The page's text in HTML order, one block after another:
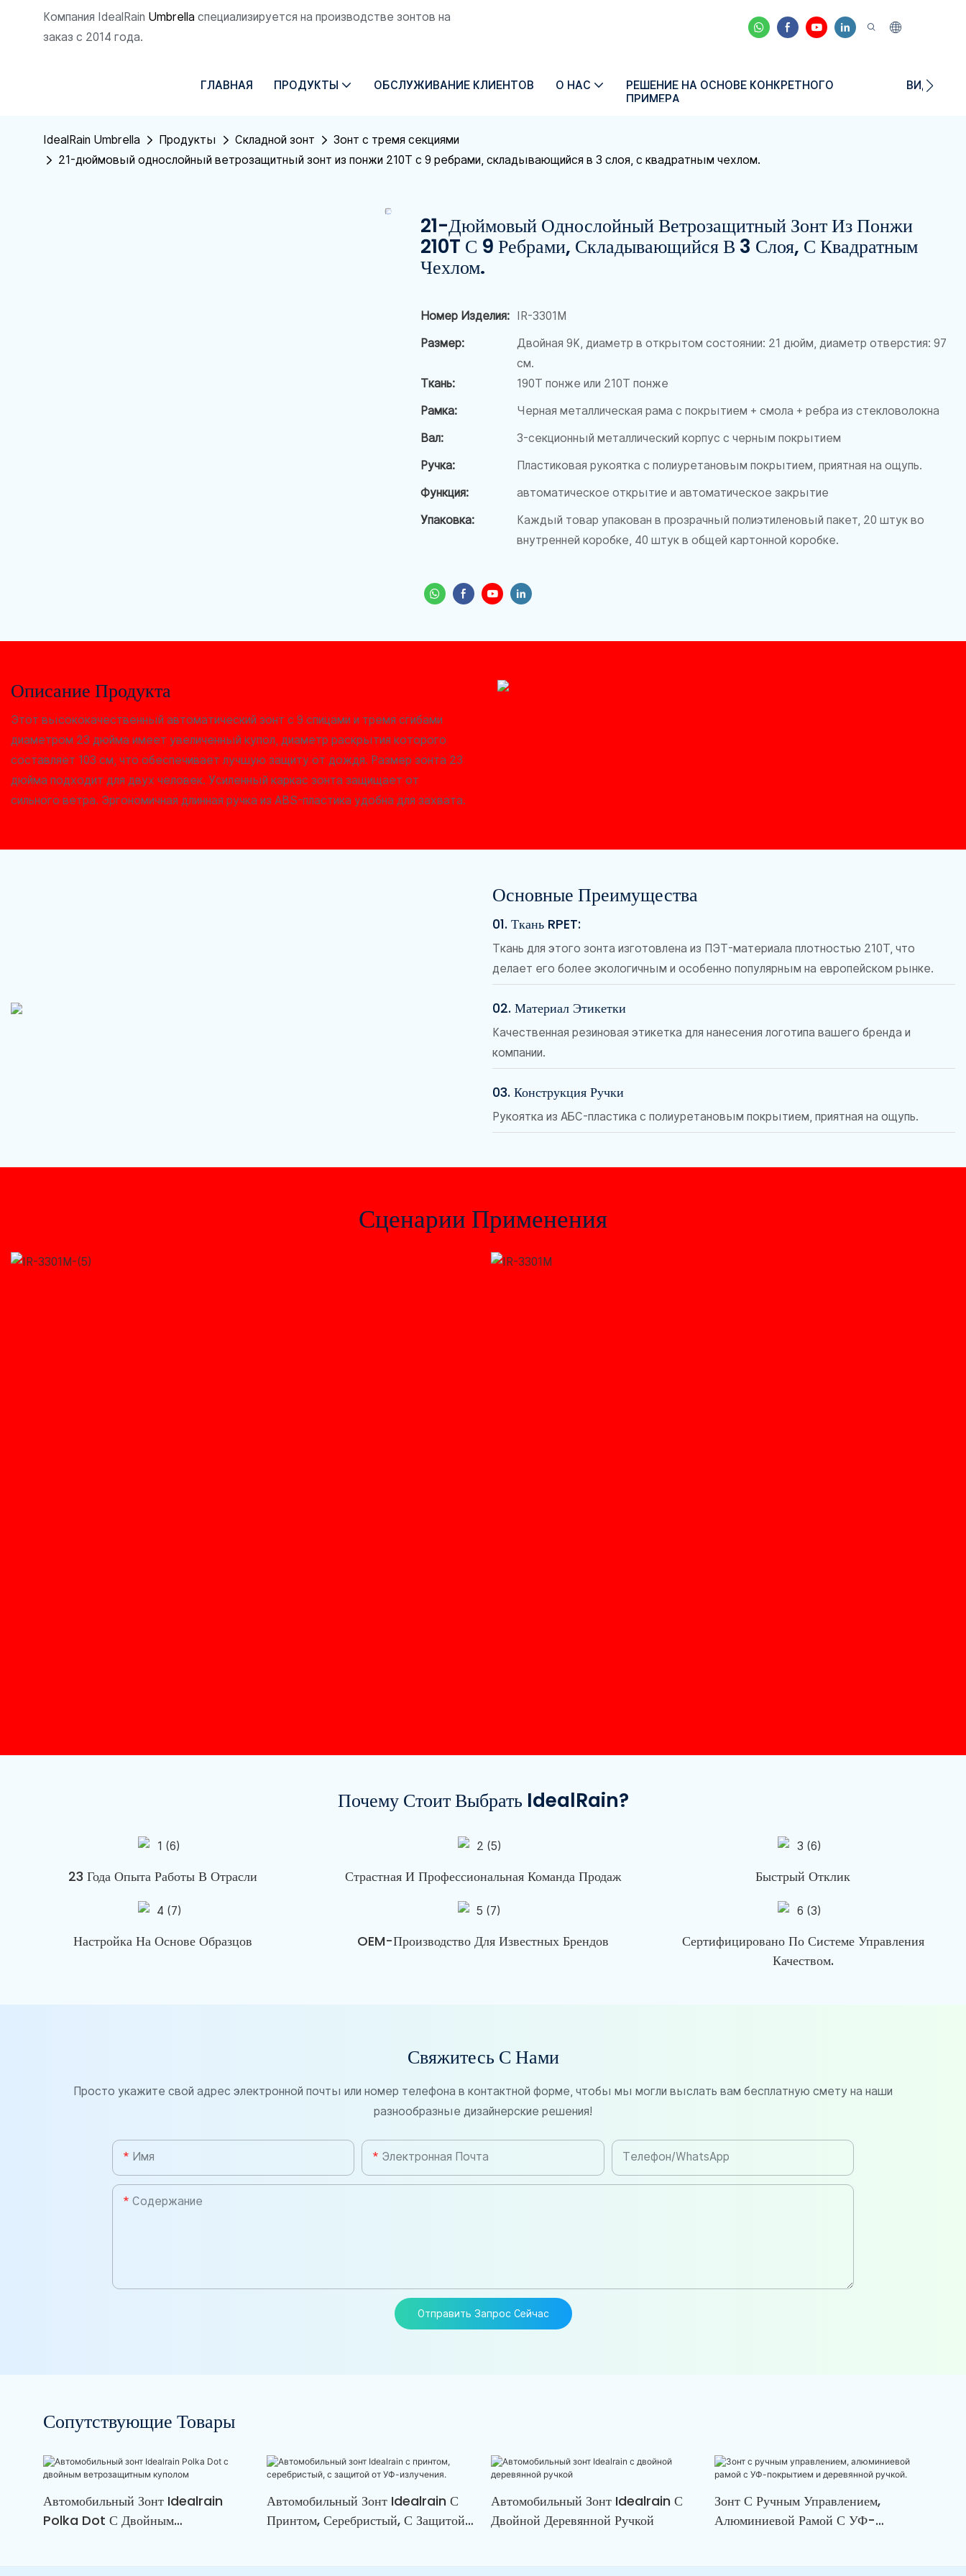
Компания IdealRain Umbrella специализируется на производстве зонтов на
заказ с 2014 года.
ГЛАВНАЯ ПРОДУКТЫ ОБСЛУЖИВАНИЕ КЛИЕНТОВ О НАС
РЕШЕНИЕ НА ОСНОВЕ КОНКРЕТНОГО
ПРИМЕРА
ВИДЕО
IdealRain Umbrella Продукты Складной зонт
Зонт с тремя секциями
21-дюймовый однослойный ветрозащитный зонт из понжи 210T с 9 ребрами, складывающийся в 3 слоя, с квадратным чехлом.
21-Дюймовый Однослойный Ветрозащитный Зонт Из Понжи
210T С 9 Ребрами, Складывающийся В 3 Слоя, С Квадратным
Чехлом.
Номер Изделия: IR-3301M
Размер:
Двойная 9K, диаметр в открытом состоянии: 21 дюйм, диаметр отверстия: 97
см.
Ткань:
190T понже или 210T понже
Рамка:
Черная металлическая рама с покрытием + смола + ребра из стекловолокна
Вал:
3-секционный металлический корпус с черным покрытием
Ручка:
Пластиковая рукоятка с полиуретановым покрытием, приятная на ощупь.
Функция:
автоматическое открытие и автоматическое закрытие
Упаковка:
Каждый товар упакован в прозрачный полиэтиленовый пакет, 20 штук во
внутренней коробке, 40 штук в общей картонной коробке.
Описание Продукта
Этот высококачественный автоматический зонт с 9 спицами и тремя сгибами
диаметром 23 дюйма имеет увеличенный купол, диаметр раскрытия которого
составляет 103 см, что обеспечивает лучшую защиту от дождя. Размер зонта 23
дюйма подходит для двух человек. Усиленный каркас зонта защищает от
сильного ветра. Эргономичная длинная ручка из ABS-пластика удобна для захвата.
Основные Преимущества
01. Ткань RPET:
Ткань для этого зонта изготовлена ​​из ПЭТ-материала плотностью 210T, что
делает его более экологичным и особенно популярным на европейском рынке.
02. Материал Этикетки
Качественная резиновая этикетка для нанесения логотипа вашего бренда и
компании.
03. Конструкция Ручки
Рукоятка из АБС-пластика с полиуретановым покрытием, приятная на ощупь.
Сценарии Применения
Почему Стоит Выбрать IdealRain?
23 Года Опыта Работы В Отрасли Страстная И Профессиональная Команда Продаж Быстрый Отклик
Настройка На Основе Образцов OEM-Производство Для Известных Брендов
Сертифицировано По Системе Управления
Качеством.
Свяжитесь С Нами
Просто укажите свой адрес электронной почты или номер телефона в контактной форме, чтобы мы могли выслать вам бесплатную смету на наши
разнообразные дизайнерские решения!
Имя Электронная Почта Телефон/WhatsApp
Содержание
Отправить Запрос Сейчас
Сопутствующие Товары
Автомобильный Зонт Idealrain
Polka Dot С Двойным
Автомобильный Зонт Idealrain С
Принтом, Серебристый, С Защитой
Автомобильный Зонт Idealrain С
Двойной Деревянной Ручкой
Зонт С Ручным Управлением,
Алюминиевой Рамой С УФ-